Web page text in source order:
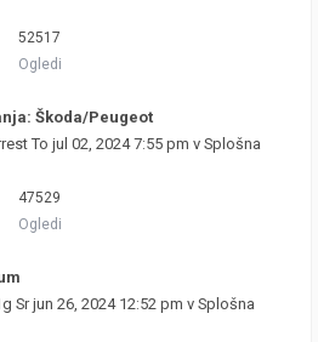
52517
Ogledi
Škoda/Peugeot
To jul 02, 2024 7:55 pm v Splošna
47529
Ogledi
Sr jun 26, 2024 12:52 pm v Splošna